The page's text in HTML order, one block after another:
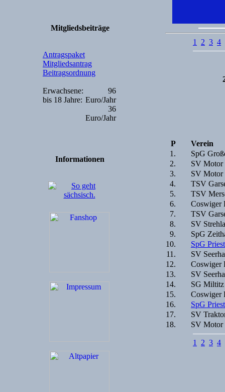
Mitgliedsbeiträge
Antragspaket
Mitgliedsantrag
Beitragsordnung
Erwachsene:
bis 18 Jahre:
96
Euro/Jahr
36
Euro/Jahr
Informationen
1 2 3 4
P
Verein
1.
SpG
2.
SV Motor
3.
SV Motor
4.
TSV
5.
TSV
6.
Coswiger
7.
TSV
8.
SV
9.
SpG
10.
SpG
11.
SV
12.
Coswiger
13.
SV
14.
SG Miltitz
15.
Coswiger
16.
SpG
17.
SV
18.
SV Motor
1 2 3 4